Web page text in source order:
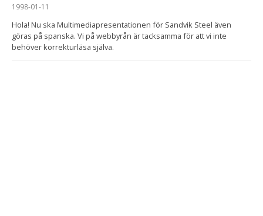
1998-01-11
Hola! Nu ska Multimediapresentationen för Sandvik Steel även
göras på spanska. Vi på webbyrån är tacksamma för att vi inte
behöver korrekturläsa själva.